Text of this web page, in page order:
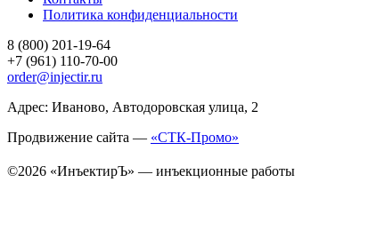
Политика конфиденциальности
8 (800) 201-19-64
+7 (961) 110-70-00
order@injectir.ru
Адрес: Иваново, Автодоровская улица, 2
Продвижение сайта — «СТК-Промо»
©2026 «ИнъектирЪ» — инъекционные работы